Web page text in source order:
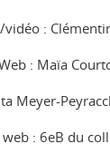
:
: Maïa
Meyer-
: 6eB du